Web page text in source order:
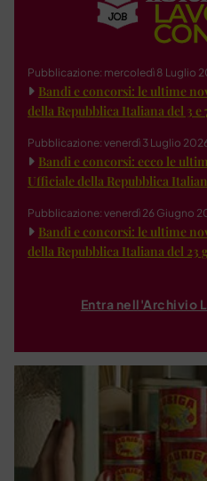
Pubblicazione: mercoledì 8 Luglio
Bandi e concorsi: le ultime
della Repubblica Italiana del 3 e
Pubblicazione: venerdì 3 Luglio
Bandi e concorsi: ecco le
Ufficiale della Repubblica
Pubblicazione: venerdì 26 Giugno
Bandi e concorsi: le ultime
della Repubblica Italiana del 23
Entra nell'Archivio